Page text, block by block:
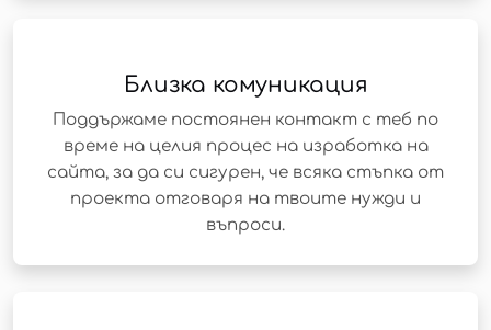
Близка комуникация
Поддържаме постоянен контакт с теб по
време на целия процес на изработка на
сайта, за да си сигурен, че всяка стъпка от
проекта отговаря на твоите нужди и
въпроси.